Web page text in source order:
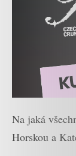
Na jaká
Horskou a